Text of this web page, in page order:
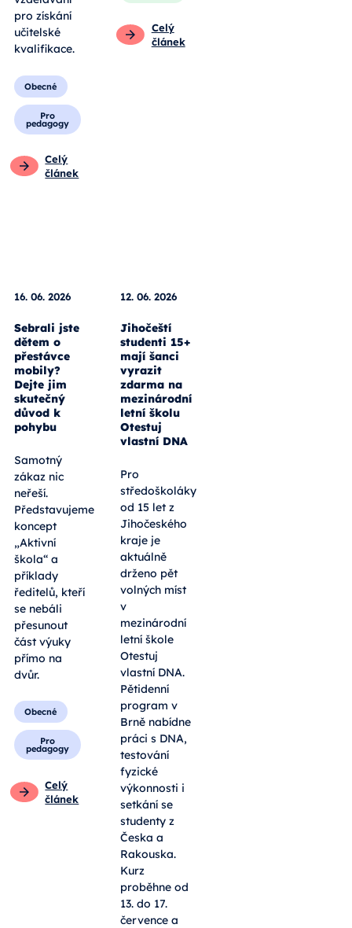
pro získání
učitelské
kvalifikace.
Obecné
Pro
pedagogy
Celý
článek
Celý
článek
16. 06. 2026
Sebrali jste
dětem o
přestávce
mobily?
Dejte jim
skutečný
důvod k
pohybu
Samotný
zákaz nic
neřeší.
Představujeme
koncept
„Aktivní
škola“ a
příklady
ředitelů, kteří
se nebáli
přesunout
část výuky
přímo na
dvůr.
Obecné
Pro
pedagogy
Celý
článek
12. 06. 2026
Jihočeští
studenti 15+
mají šanci
vyrazit
zdarma na
mezinárodní
letní školu
Otestuj
vlastní DNA
Pro
středoškoláky
od 15 let z
Jihočeského
kraje je
aktuálně
drženo pět
volných míst
v
mezinárodní
letní škole
Otestuj
vlastní DNA.
Pětidenní
program v
Brně nabídne
práci s DNA,
testování
fyzické
výkonnosti i
setkání se
studenty z
Česka a
Rakouska.
Kurz
proběhne od
13. do 17.
července a